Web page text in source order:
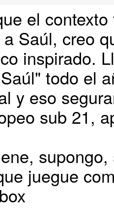
el
Saúl, creo
inspirado.
todo el
y eso
sub 21,
juegue